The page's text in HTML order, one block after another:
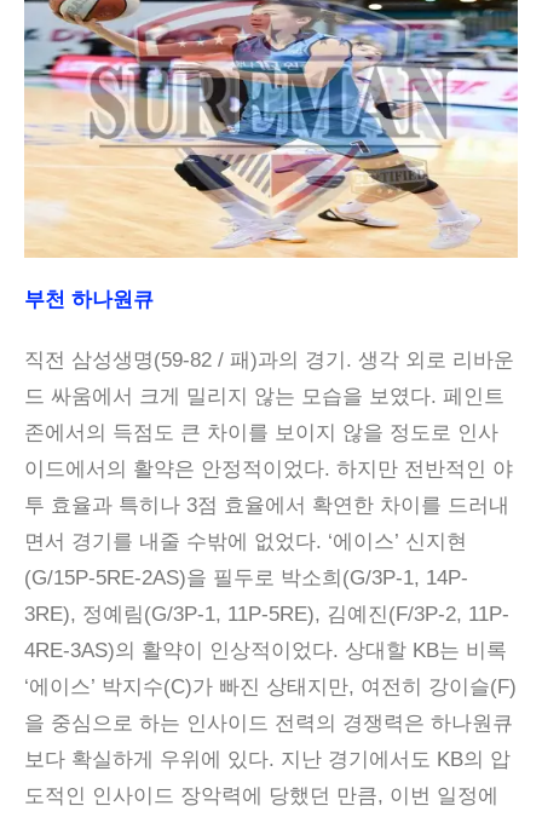
부천 하나원큐
직전 삼성생명(59-82 / 패)과의 경기. 생각 외로 리바운
드 싸움에서 크게 밀리지 않는 모습을 보였다. 페인트
존에서의 득점도 큰 차이를 보이지 않을 정도로 인사
이드에서의 활약은 안정적이었다. 하지만 전반적인 야
투 효율과 특히나 3점 효율에서 확연한 차이를 드러내
면서 경기를 내줄 수밖에 없었다. ‘에이스’ 신지현
(G/15P-5RE-2AS)을 필두로 박소희(G/3P-1, 14P-
3RE), 정예림(G/3P-1, 11P-5RE), 김예진(F/3P-2, 11P-
4RE-3AS)의 활약이 인상적이었다. 상대할 KB는 비록
‘에이스’ 박지수(C)가 빠진 상태지만, 여전히 강이슬(F)
을 중심으로 하는 인사이드 전력의 경쟁력은 하나원큐
보다 확실하게 우위에 있다. 지난 경기에서도 KB의 압
도적인 인사이드 장악력에 당했던 만큼, 이번 일정에